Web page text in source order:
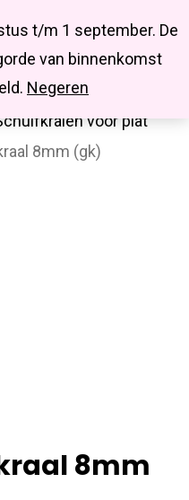
t/m 1 september. De
van binnenkomst
Negeren
searchaccount
Metalen
voor plat
8mm (gk)
8mm
Close